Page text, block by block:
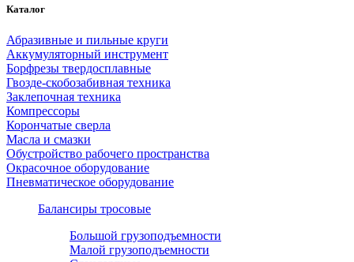
Каталог
Абразивные и пильные круги
Аккумуляторный инструмент
Борфрезы твердосплавные
Гвозде-скобозабивная техника
Заклепочная техника
Компрессоры
Корончатые сверла
Масла и смазки
Обустройство рабочего пространства
Окрасочное оборудование
Пневматическое оборудование
Балансиры тросовые
Большой грузоподъемности
Малой грузоподъемности